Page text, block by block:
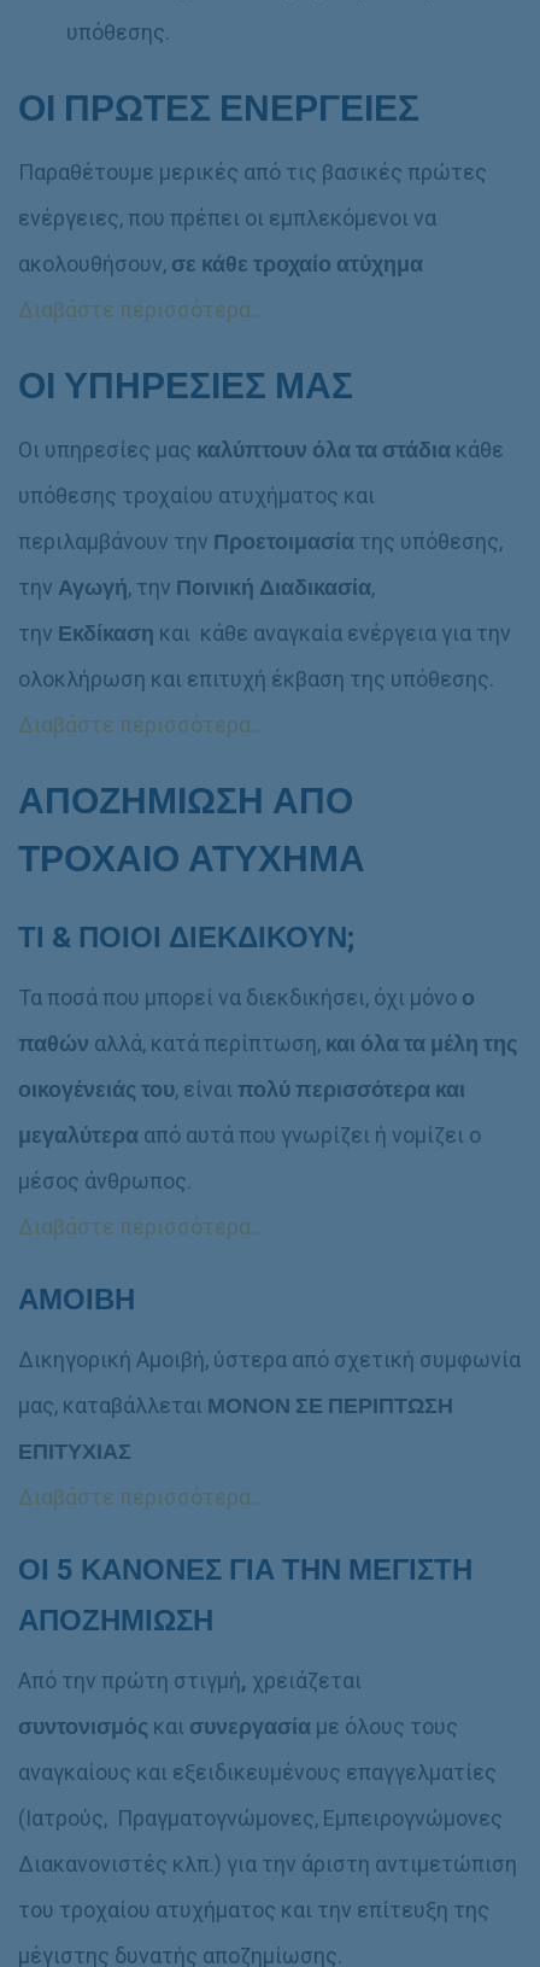
υπόθεσης.
ΟΙ ΠΡΩΤΕΣ ΕΝΕΡΓΕΙΕΣ
Παραθέτουμε μερικές από τις βασικές πρώτες
ενέργειες, που πρέπει οι εμπλεκόμενοι να
ακολουθήσουν, σε κάθε τροχαίο ατύχημα
Διαβάστε περισσότερα…
ΟΙ ΥΠΗΡΕΣΙΕΣ ΜΑΣ
Οι υπηρεσίες μας καλύπτουν όλα τα στάδια κάθε
υπόθεσης τροχαίου ατυχήματος και
περιλαμβάνουν την Προετοιμασία της υπόθεσης,
την Αγωγή, την Ποινική Διαδικασία,
την Εκδίκαση και κάθε αναγκαία ενέργεια για την
ολοκλήρωση και επιτυχή έκβαση της υπόθεσης.
Διαβάστε περισσότερα…
ΑΠΟΖΗΜΙΩΣΗ ΑΠΟ
ΤΡΟΧΑΙΟ ΑΤΥΧΗΜΑ
ΤΙ & ΠΟΙΟΙ ΔΙΕΚΔΙΚΟΥΝ;
Τα ποσά που μπορεί να διεκδικήσει, όχι μόνο ο
παθών αλλά, κατά περίπτωση, και όλα τα μέλη της
οικογένειάς του, είναι πολύ περισσότερα και
μεγαλύτερα από αυτά που γνωρίζει ή νομίζει ο
μέσος άνθρωπος.
Διαβάστε περισσότερα…
ΑΜΟΙΒΗ
Δικηγορική Αμοιβή, ύστερα από σχετική συμφωνία
μας, καταβάλλεται ΜΟΝΟΝ ΣΕ ΠΕΡΙΠΤΩΣΗ
ΕΠΙΤΥΧΙΑΣ
Διαβάστε περισσότερα…
ΟΙ 5 ΚΑΝΟΝΕΣ ΓΙΑ ΤΗΝ ΜΕΓΙΣΤΗ
ΑΠΟΖΗΜΙΩΣΗ
Από την πρώτη στιγμή, χρειάζεται
συντονισμός και συνεργασία με όλους τους
αναγκαίους και εξειδικευμένους επαγγελματίες
(Ιατρούς, Πραγματογνώμονες, Εμπειρογνώμονες
Διακανονιστές κλπ.) για την άριστη αντιμετώπιση
του τροχαίου ατυχήματος και την επίτευξη της
μέγιστης δυνατής αποζημίωσης.